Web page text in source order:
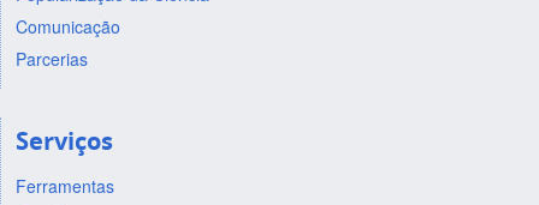
Comunicação
Parcerias
Serviços
Ferramentas